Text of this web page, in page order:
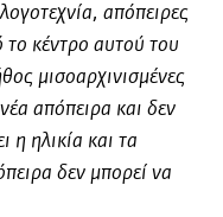
απόπειρες
κέντρο αυτού του
μισοαρχινισμένες
απόπειρα και δεν
η ηλικία και τα
δεν μπορεί να